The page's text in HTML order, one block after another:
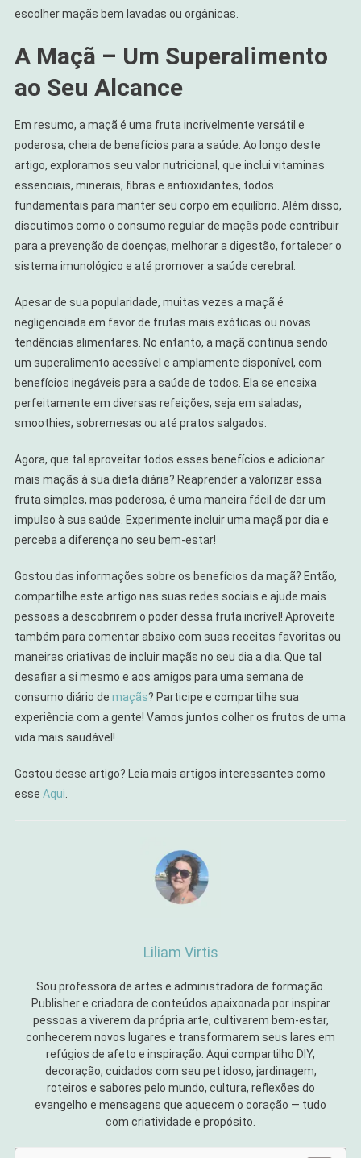
escolher maçãs bem lavadas ou orgânicas.
A Maçã – Um Superalimento
ao Seu Alcance
Em resumo, a maçã é uma fruta incrivelmente versátil e
poderosa, cheia de benefícios para a saúde. Ao longo deste
artigo, exploramos seu valor nutricional, que inclui vitaminas
essenciais, minerais, fibras e antioxidantes, todos
fundamentais para manter seu corpo em equilíbrio. Além disso,
discutimos como o consumo regular de maçãs pode contribuir
para a prevenção de doenças, melhorar a digestão, fortalecer o
sistema imunológico e até promover a saúde cerebral.
Apesar de sua popularidade, muitas vezes a maçã é
negligenciada em favor de frutas mais exóticas ou novas
tendências alimentares. No entanto, a maçã continua sendo
um superalimento acessível e amplamente disponível, com
benefícios inegáveis para a saúde de todos. Ela se encaixa
perfeitamente em diversas refeições, seja em saladas,
smoothies, sobremesas ou até pratos salgados.
Agora, que tal aproveitar todos esses benefícios e adicionar
mais maçãs à sua dieta diária? Reaprender a valorizar essa
fruta simples, mas poderosa, é uma maneira fácil de dar um
impulso à sua saúde. Experimente incluir uma maçã por dia e
perceba a diferença no seu bem-estar!
Gostou das informações sobre os benefícios da maçã? Então,
compartilhe este artigo nas suas redes sociais e ajude mais
pessoas a descobrirem o poder dessa fruta incrível! Aproveite
também para comentar abaixo com suas receitas favoritas ou
maneiras criativas de incluir maçãs no seu dia a dia. Que tal
desafiar a si mesmo e aos amigos para uma semana de
consumo diário de maçãs? Participe e compartilhe sua
experiência com a gente! Vamos juntos colher os frutos de uma
vida mais saudável!
Gostou desse artigo? Leia mais artigos interessantes como
esse Aqui.
Liliam Virtis
Sou professora de artes e administradora de formação.
Publisher e criadora de conteúdos apaixonada por inspirar
pessoas a viverem da própria arte, cultivarem bem-estar,
conhecerem novos lugares e transformarem seus lares em
refúgios de afeto e inspiração. Aqui compartilho DIY,
decoração, cuidados com seu pet idoso, jardinagem,
roteiros e sabores pelo mundo, cultura, reflexões do
evangelho e mensagens que aquecem o coração — tudo
com criatividade e propósito.